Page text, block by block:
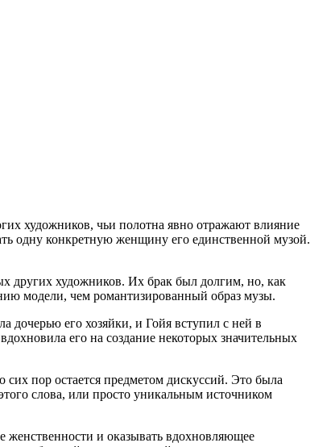
художников, чьи полотна явно отражают влияние
одну конкретную женщину его единственной музой.
других художников. Их брак был долгим, но, как
модели, чем романтизированный образ музы.
дочерью его хозяйки, и Гойя вступил с ней в
его на создание некоторых значительных
пор остается предметом дискуссий. Это была
слова, или просто уникальным источником
и оказывать вдохновляющее